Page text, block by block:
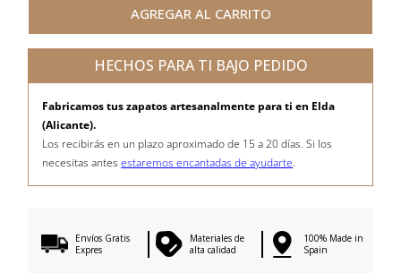
AGREGAR AL CARRITO
HECHOS PARA TI BAJO PEDIDO
Fabricamos tus zapatos artesanalmente para ti en Elda
(Alicante).
Los recibirás en un plazo aproximado de 15 a 20 días. Si los
necesitas antesestaremos encantadas de ayudarte.
Envíos Gratis
Expres
Materiales de
alta calidad
100% Made in
Spain